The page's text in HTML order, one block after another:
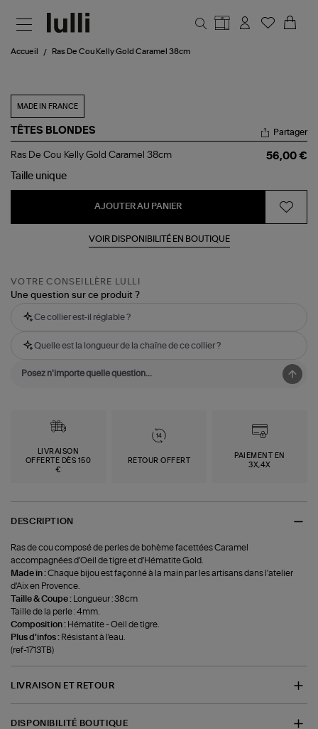
Accueil Ras De Cou Kelly Gold Caramel 38cm
MADE IN FRANCE
TÊTES BLONDES
Ras
Cou
Partager
Ras De Cou Kelly Gold Caramel 38cm
56,00 €
Taille unique
AJOUTER AU PANIER
VOIR DISPONIBILITÉ EN BOUTIQUE
VOTRE CONSEILLÈRE LULLI
Une question sur ce produit ?
Ce collier est-il réglable ?
Quelle est la longueur de la chaîne de ce collier ?
LIVRAISON
OFFERTE DÈS 150
€
RETOUR OFFERT
PAIEMENT EN
3X,4X
DESCRIPTION
Ras de cou composé de perles de bohème facettées Caramel
accompagnées d'Oeil de tigre et d'Hématite Gold.
Made in :Chaque bijou est façonné à la main par les artisans dans l'atelier
d'Aix en Provence.
Taille & Coupe :
Longueur : 38cm
Taille de la perle : 4mm.
Composition : Hématite - Oeil de tigre.
Plus d'infos : Résistant à l'eau.
(ref-1713TB)
LIVRAISON ET RETOUR
DISPONIBILITÉ BOUTIQUE